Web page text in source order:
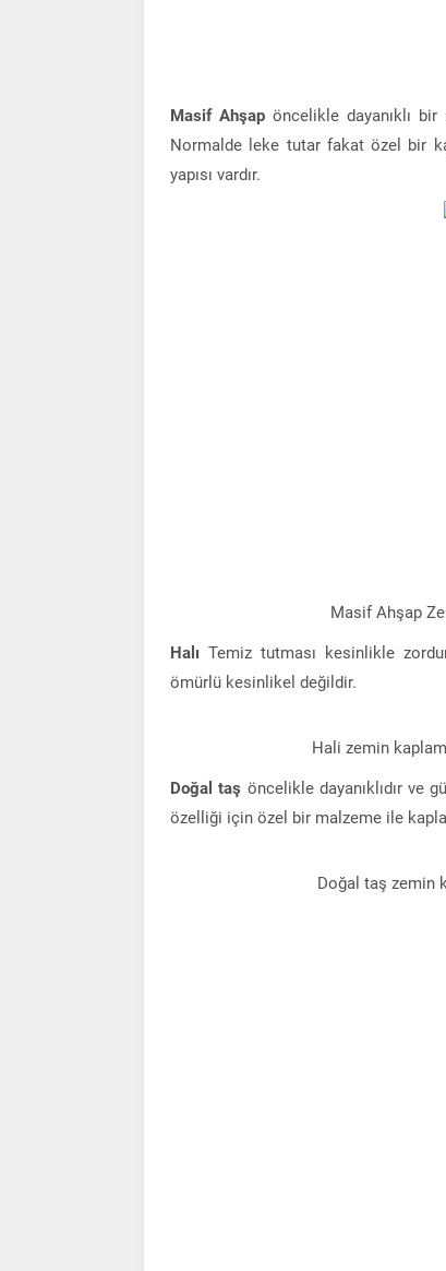
Masif Ahşap öncelikle dayanıklı
Normalde leke tutar fakat özel bir
yapısı vardır.
Masif Ahşap
HalıTemiz tutması kesinlikle
ömürlü kesinlikel değildir.
Hali zemin
Doğal taş öncelikle dayanıklıdır ve
özelliği için özel bir malzeme ile
Doğal taş zemin